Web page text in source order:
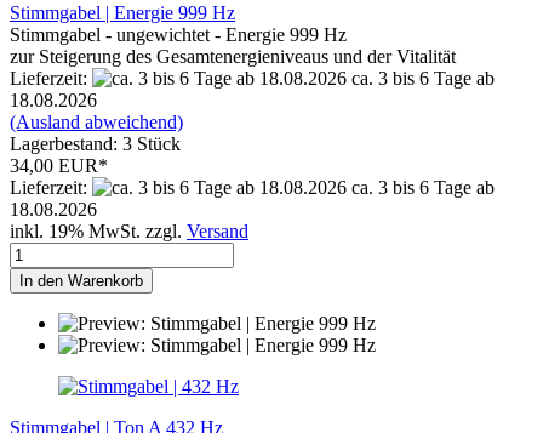
Stimmgabel | Energie 999 Hz
Stimmgabel - ungewichtet - Energie 999 Hz
zur Steigerung des Gesamtenergieniveaus und der Vitalität
Lieferzeit:
ca. 3 bis 6 Tage ab
18.08.2026
(Ausland abweichend)
Lagerbestand: 3 Stück
34,00 EUR*
Lieferzeit:
ca. 3 bis 6 Tage ab
18.08.2026
inkl. 19% MwSt. zzgl. Versand
In den Warenkorb
Stimmgabel | Ton A 432 Hz